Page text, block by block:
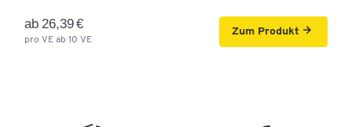
ab 26,39 €
pro VE ab 10 VE
Zum Produkt